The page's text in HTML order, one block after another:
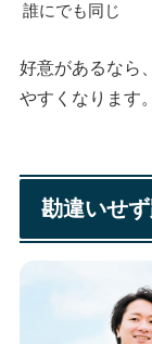
誰にでも同じ
好意があるなら
やすくなります。
勘違いせ